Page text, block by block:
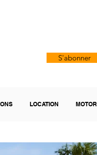
S'abonner
LOCATION